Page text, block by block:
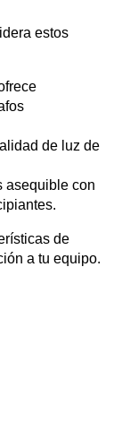
estos
de luz de
asequible con
de
a tu equipo.